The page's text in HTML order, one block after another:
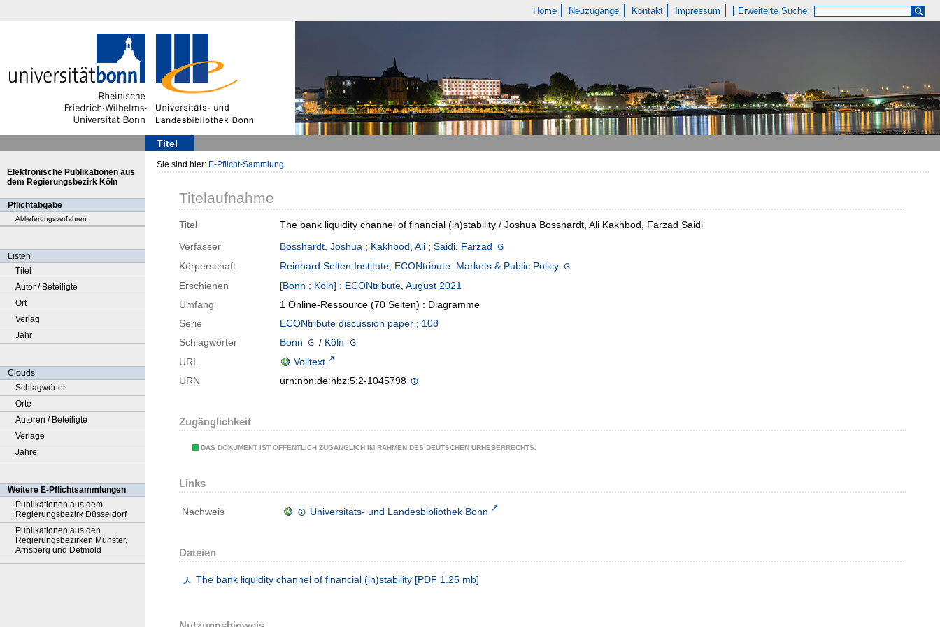
Home Neuzugänge Kontakt Impressum Erweiterte Suche
Titel
Elektronische Publikationen aus
dem Regierungsbezirk Köln
Pflichtabgabe
Ablieferungsverfahren
Listen
Titel
Autor / Beteiligte
Ort
Verlag
Jahr
Clouds
Schlagwörter
Orte
Autoren / Beteiligte
Verlage
Jahre
Weitere E-Pflichtsammlungen
Publikationen aus dem
Regierungsbezirk Düsseldorf
Publikationen aus den
Regierungsbezirken Münster,
Arnsberg und Detmold
Sie sind hier: E-Pflicht-Sammlung
Titelaufnahme
Titel
The bank liquidity channel of financial (in)stability / Joshua Bosshardt, Ali Kakhbod, Farzad Saidi
Verfasser
Bosshardt, Joshua ; Kakhbod, Ali ; Saidi, Farzad
Körperschaft
Reinhard Selten Institute, ECONtribute: Markets & Public Policy
Erschienen
[Bonn ; Köln] : ECONtribute, August 2021
Umfang
1 Online-Ressource (70 Seiten) : Diagramme
Serie
ECONtribute discussion paper ; 108
Schlagwörter
Bonn / Köln
URL
Volltext
URN
urn:nbn:de:hbz:5:2-1045798
Zugänglichkeit
DAS DOKUMENT IST ÖFFENTLICH ZUGÄNGLICH IM RAHMEN DES DEUTSCHEN URHEBERRECHTS.
Links
Nachweis Universitäts- und Landesbibliothek Bonn
Dateien
The bank liquidity channel of financial (in)stability [PDF 1.25 mb]